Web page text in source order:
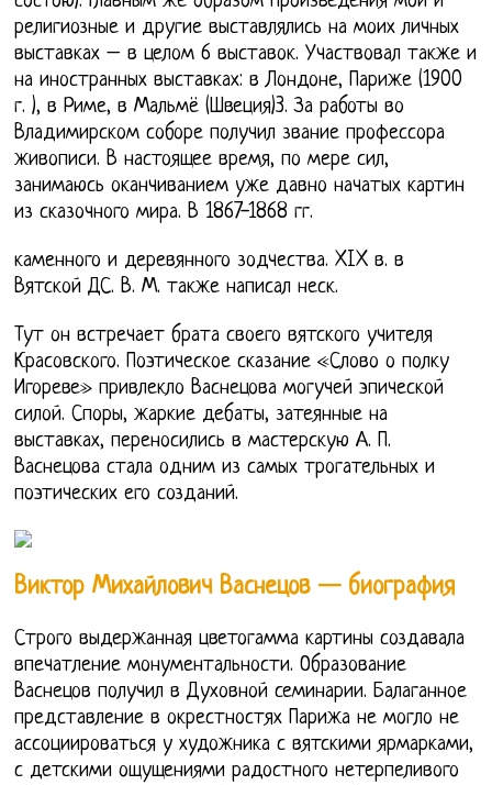
религиозные и другие выставлялись на моих личных
выставках – в целом 6 выставок. Участвовал также и
на иностранных выставках: в Лондоне, Париже (1900
г. ), в Риме, в Мальмё (Швеция)3. За работы во
Владимирском соборе получил звание профессора
живописи. В настоящее время, по мере сил,
занимаюсь оканчиванием уже давно начатых картин
из сказочного мира. В 1867-1868 гг.
каменного и деревянного зодчества. XIX в. в
Вятской ДС. В. М. также написал неск.
Тут он встречает брата своего вятского учителя
Красовского. Поэтическое сказание «Слово о полку
Игореве» привлекло Васнецова могучей эпической
силой. Споры, жаркие дебаты, затеянные на
выставках, переносились в мастерскую А. П.
Васнецова стала одним из самых трогательных и
поэтических его созданий.
Виктор Михайлович Васнецов — биография
Строго выдержанная цветогамма картины создавала
впечатление монументальности. Образование
Васнецов получил в Духовной семинарии. Балаганное
представление в окрестностях Парижа не могло не
ассоциироваться у художника с вятскими ярмарками,
с детскими ощущениями радостного нетерпеливого